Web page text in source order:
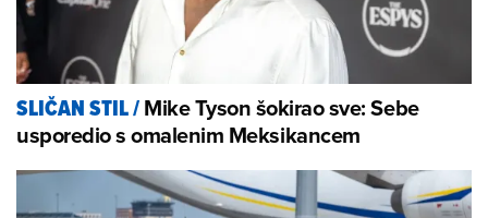
SLIČAN STIL/Mike Tyson šokirao sve: Sebe
usporedio s omalenim Meksikancem